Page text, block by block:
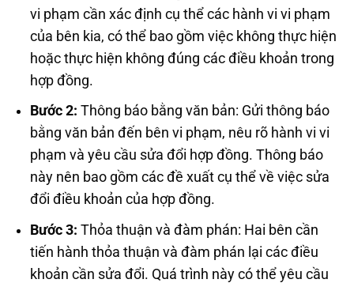
vi phạm cần xác định cụ thể các hành vi vi phạm
của bên kia, có thể bao gồm việc không thực hiện
hoặc thực hiện không đúng các điều khoản trong
hợp đồng.
Bước 2: Thông báo bằng văn bản: Gửi thông báo
bằng văn bản đến bên vi phạm, nêu rõ hành vi vi
phạm và yêu cầu sửa đổi hợp đồng. Thông báo
này nên bao gồm các đề xuất cụ thể về việc sửa
đổi điều khoản của hợp đồng.
Bước 3: Thỏa thuận và đàm phán: Hai bên cần
tiến hành thỏa thuận và đàm phán lại các điều
khoản cần sửa đổi. Quá trình này có thể yêu cầu